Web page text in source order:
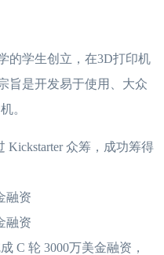
的学生创立，在3D打印机
旨是开发易于使用、大众
。
Kickstarter 众筹，成功筹得
融资
融资
C 轮 3000万美金融资，